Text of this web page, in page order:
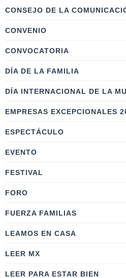
CONSEJO DE LA
CONVENIO
CONVOCATORIA
DÍA DE LA FAMILIA
DÍA INTERNACIONAL DE LA
EMPRESAS EXCEPCIONALES
ESPECTÁCULO
EVENTO
FESTIVAL
FORO
FUERZA FAMILIAS
LEAMOS EN CASA
LEER MX
LEER PARA ESTAR BIEN